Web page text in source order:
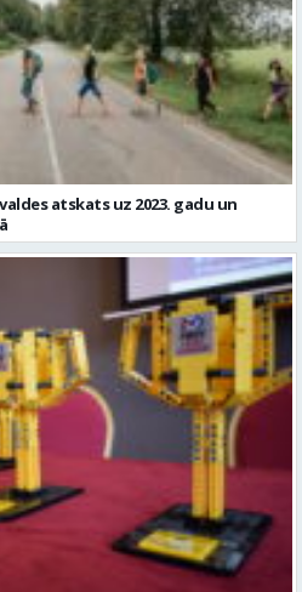
atskats uz 2023. gadu un